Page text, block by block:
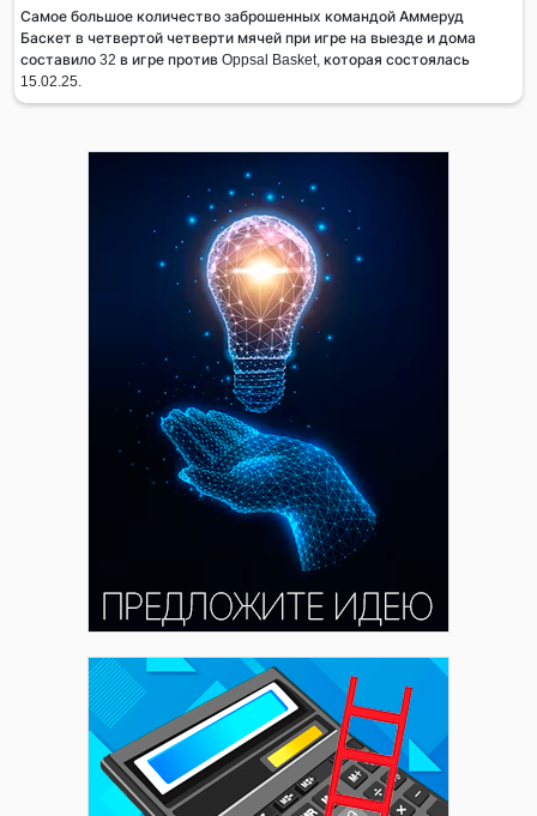
Самое большое количество заброшенных командой Аммеруд
Баскет в четвертой четверти мячей при игре на выезде и дома
составило 32 в игре против Oppsal Basket, которая состоялась
15.02.25.